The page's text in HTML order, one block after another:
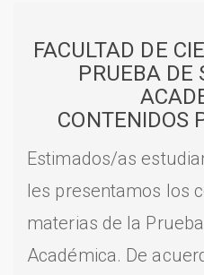
FACULTAD DE
PRUEBA DE
CONTENIDOS
Estimados/as
les presentamos los
materias de la
Académica. De